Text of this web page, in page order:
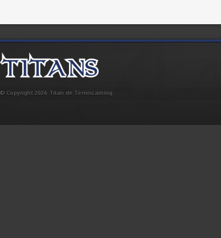
© Copyright 2026 Titan de Témiscaming.